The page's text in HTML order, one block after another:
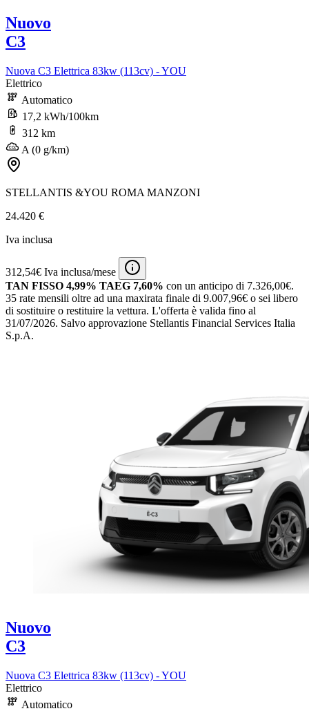
Nuovo
C3
Nuova C3 Elettrica 83kw (113cv) - YOU
Elettrico
Automatico
17,2 kWh/100km
312 km
A (0 g/km)
STELLANTIS &YOU ROMA MANZONI
24.420 €
Iva inclusa
312,54€ Iva inclusa/mese
TAN FISSO 4,99% TAEG 7,60% con un anticipo di 7.326,00€.
35 rate mensili oltre ad una maxirata finale di 9.007,96€ o sei libero
di sostituire o restituire la vettura. L'offerta è valida fino al
31/07/2026. Salvo approvazione Stellantis Financial Services Italia
S.p.A.
Nuovo
C3
Nuova C3 Elettrica 83kw (113cv) - YOU
Elettrico
Automatico